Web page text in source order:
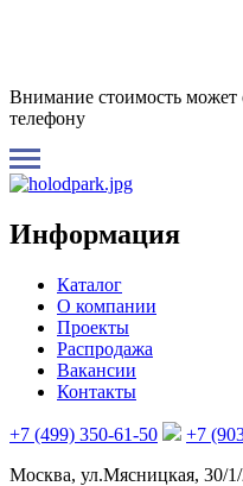
Внимание стоимость может
телефону
Информация
Каталог
О компании
Проекты
Распродажа
Вакансии
Контакты
+7 (499) 350-61-50 +7
Москва, ул.Мясницкая, 30/1/